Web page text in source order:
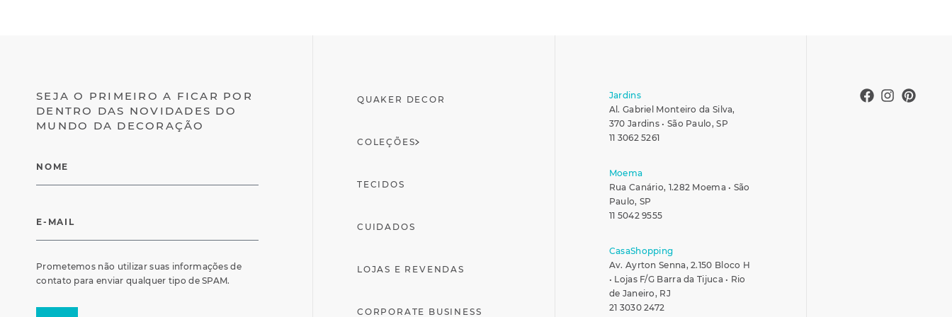
SEJA O PRIMEIRO A FICAR POR
DENTRO DAS NOVIDADES DO
MUNDO DA DECORAÇÃO
Prometemos não utilizar suas informações de
contato para enviar qualquer tipo de SPAM.
QUAKER DECOR
COLEÇÕES
TECIDOS
CUIDADOS
LOJAS E REVENDAS
CORPORATE BUSINESS
Jardins
Al. Gabriel Monteiro da Silva,
370 Jardins • São Paulo, SP
11 3062 5261
Moema
Rua Canário, 1.282 Moema • São
Paulo, SP
11 5042 9555
CasaShopping
Av. Ayrton Senna, 2.150 Bloco H
• Lojas F/G Barra da Tijuca • Rio
de Janeiro, RJ
21 3030 2472